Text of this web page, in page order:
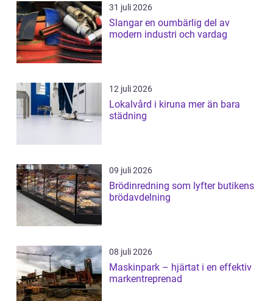
31 juli 2026
Slangar en oumbärlig del av
modern industri och vardag
12 juli 2026
Lokalvård i kiruna mer än bara
städning
09 juli 2026
Brödinredning som lyfter butikens
brödavdelning
08 juli 2026
Maskinpark – hjärtat i en effektiv
markentreprenad